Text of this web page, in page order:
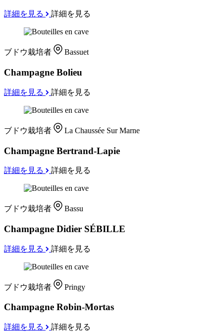
詳細を見る 詳細を見る
ブドウ栽培者 Bassuet
Champagne Bolieu
詳細を見る 詳細を見る
ブドウ栽培者 La Chaussée Sur Marne
Champagne Bertrand-Lapie
詳細を見る 詳細を見る
ブドウ栽培者 Bassu
Champagne Didier SÉBILLE
詳細を見る 詳細を見る
ブドウ栽培者 Pringy
Champagne Robin-Mortas
詳細を見る 詳細を見る